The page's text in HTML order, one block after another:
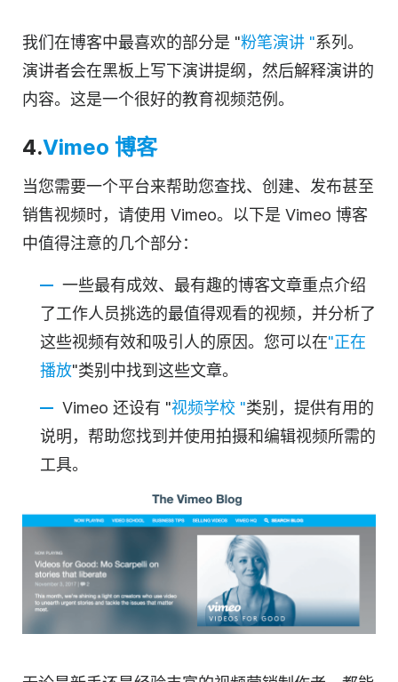
我们在博客中最喜欢的部分是 "粉笔演讲 "系列。
演讲者会在黑板上写下演讲提纲，然后解释演讲的
内容。这是一个很好的教育视频范例。
4.Vimeo 博客
当您需要一个平台来帮助您查找、创建、发布甚至
销售视频时，请使用 Vimeo。以下是 Vimeo 博客
中值得注意的几个部分：
一些最有成效、最有趣的博客文章重点介绍
了工作人员挑选的最值得观看的视频，并分析了
这些视频有效和吸引人的原因。您可以在"正在
播放"类别中找到这些文章。
Vimeo 还设有 "视频学校 "类别，提供有用的
说明，帮助您找到并使用拍摄和编辑视频所需的
工具。